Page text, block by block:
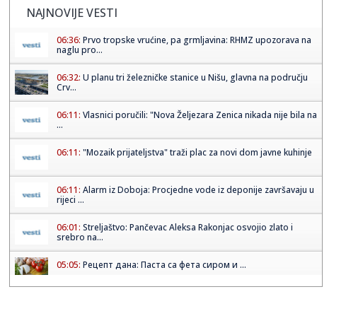
NAJNOVIJE VESTI
06:36: Prvo tropske vrućine, pa grmljavina: RHMZ upozorava na
naglu pro...
06:32: U planu tri železničke stanice u Nišu, glavna na području
Crv...
06:11: Vlasnici poručili: "Nova Željezara Zenica nikada nije bila na
...
06:11: "Mozaik prijateljstva" traži plac za novi dom javne kuhinje
06:11: Alarm iz Doboja: Procjedne vode iz deponije završavaju u
rijeci ...
06:01: Streljaštvo: Pančevac Aleksa Rakonjac osvojio zlato i
srebro na...
05:05: Рецепт дана: Паста са фета сиром и ...